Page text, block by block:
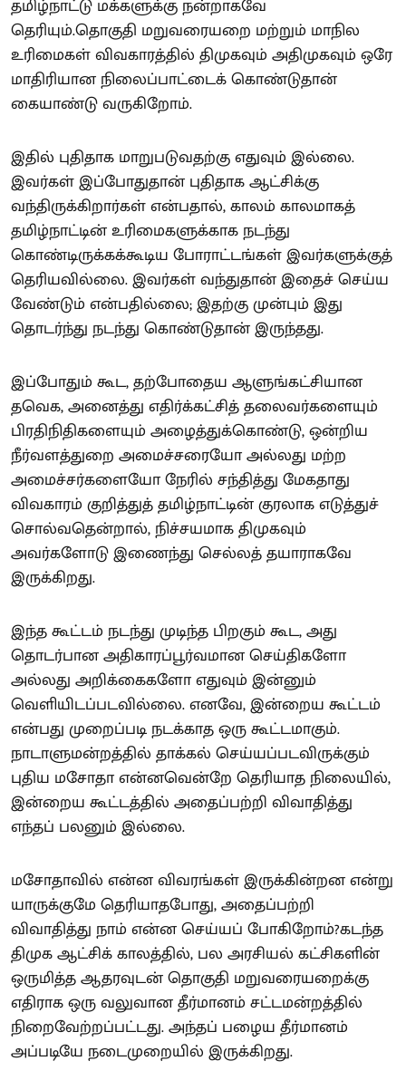
தமிழ்நாட்டு மக்களுக்கு நன்றாகவே
தெரியும்.தொகுதி மறுவரையறை மற்றும் மாநில
உரிமைகள் விவகாரத்தில் திமுகவும் அதிமுகவும் ஒரே
மாதிரியான நிலைப்பாட்டைக் கொண்டுதான்
கையாண்டு வருகிறோம்.
இதில் புதிதாக மாறுபடுவதற்கு எதுவும் இல்லை.
இவர்கள் இப்போதுதான் புதிதாக ஆட்சிக்கு
வந்திருக்கிறார்கள் என்பதால், காலம் காலமாகத்
தமிழ்நாட்டின் உரிமைகளுக்காக நடந்து
கொண்டிருக்கக்கூடிய போராட்டங்கள் இவர்களுக்குத்
தெரியவில்லை. இவர்கள் வந்துதான் இதைச் செய்ய
வேண்டும் என்பதில்லை; இதற்கு முன்பும் இது
தொடர்ந்து நடந்து கொண்டுதான் இருந்தது.
இப்போதும் கூட, தற்போதைய ஆளுங்கட்சியான
தவெக, அனைத்து எதிர்க்கட்சித் தலைவர்களையும்
பிரதிநிதிகளையும் அழைத்துக்கொண்டு, ஒன்றிய
நீர்வளத்துறை அமைச்சரையோ அல்லது மற்ற
அமைச்சர்களையோ நேரில் சந்தித்து மேகதாது
விவகாரம் குறித்துத் தமிழ்நாட்டின் குரலாக எடுத்துச்
சொல்வதென்றால், நிச்சயமாக திமுகவும்
அவர்களோடு இணைந்து செல்லத் தயாராகவே
இருக்கிறது.
இந்த கூட்டம் நடந்து முடிந்த பிறகும் கூட, அது
தொடர்பான அதிகாரப்பூர்வமான செய்திகளோ
அல்லது அறிக்கைகளோ எதுவும் இன்னும்
வெளியிடப்படவில்லை. எனவே, இன்றைய கூட்டம்
என்பது முறைப்படி நடக்காத ஒரு கூட்டமாகும்.
நாடாளுமன்றத்தில் தாக்கல் செய்யப்படவிருக்கும்
புதிய மசோதா என்னவென்றே தெரியாத நிலையில்,
இன்றைய கூட்டத்தில் அதைப்பற்றி விவாதித்து
எந்தப் பலனும் இல்லை.
மசோதாவில் என்ன விவரங்கள் இருக்கின்றன என்று
யாருக்குமே தெரியாதபோது, அதைப்பற்றி
விவாதித்து நாம் என்ன செய்யப் போகிறோம்?கடந்த
திமுக ஆட்சிக் காலத்தில், பல அரசியல் கட்சிகளின்
ஒருமித்த ஆதரவுடன் தொகுதி மறுவரையறைக்கு
எதிராக ஒரு வலுவான தீர்மானம் சட்டமன்றத்தில்
நிறைவேற்றப்பட்டது. அந்தப் பழைய தீர்மானம்
அப்படியே நடைமுறையில் இருக்கிறது.